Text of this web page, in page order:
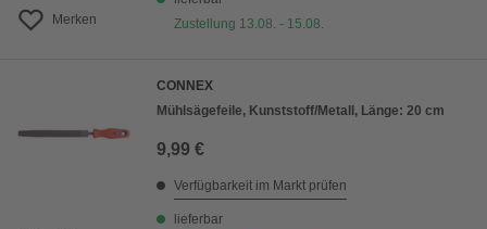
Merken
Zustellung 13.08. - 15.08.
CONNEX
Mühlsägefeile, Kunststoff/Metall, Länge: 20 cm
9,99 €
Verfügbarkeit im Markt prüfen
lieferbar